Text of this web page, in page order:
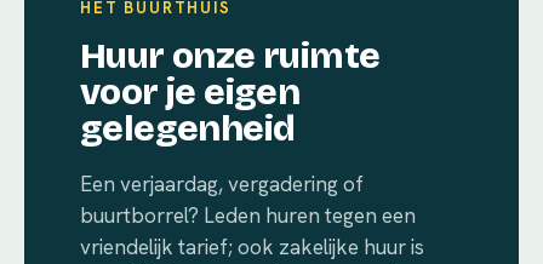
HET BUURTHUIS
Huur onze ruimte
voor je eigen
gelegenheid
Een verjaardag, vergadering of
buurtborrel? Leden huren tegen een
vriendelijk tarief; ook zakelijke huur is